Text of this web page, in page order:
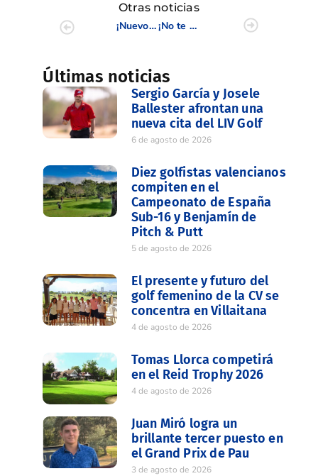
Otras noticias
¡Nuevo Tip de práctica técnica de calidad con Andrés Caballer!
¡No te pierdas la actualidad a día 6 de septiembre!
Últimas noticias
Sergio García y Josele
Ballester afrontan una
nueva cita del LIV Golf
6 de agosto de 2026
Diez golfistas valencianos
compiten en el
Campeonato de España
Sub-16 y Benjamín de
Pitch & Putt
5 de agosto de 2026
El presente y futuro del
golf femenino de la CV se
concentra en Villaitana
4 de agosto de 2026
Tomas Llorca competirá
en el Reid Trophy 2026
4 de agosto de 2026
Juan Miró logra un
brillante tercer puesto en
el Grand Prix de Pau
3 de agosto de 2026